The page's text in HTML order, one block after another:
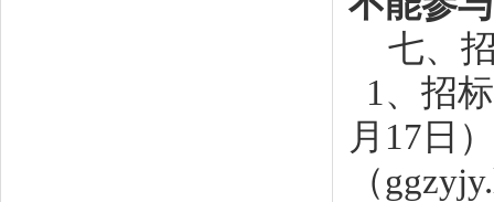
七、
1、招
月 17 日
（